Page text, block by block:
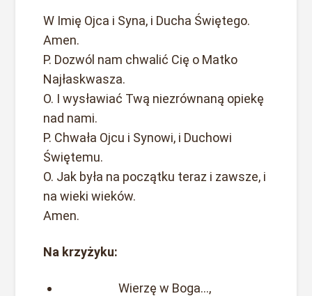
W Imię Ojca i Syna, i Ducha Świętego.
Amen.
P. Dozwól nam chwalić Cię o Matko
Najłaskwasza.
O. I wysławiać Twą niezrównaną opiekę
nad nami.
P. Chwała Ojcu i Synowi, i Duchowi
Świętemu.
O. Jak była na początku teraz i zawsze, i
na wieki wieków.
Amen.
Na krzyżyku:
Wierzę w Boga…,